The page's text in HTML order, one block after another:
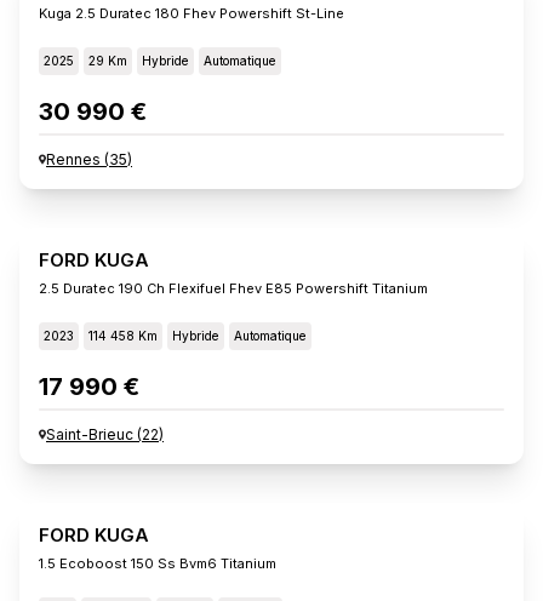
Kuga 2.5 Duratec 180 Fhev Powershift St-Line
2025 29 Km Hybride Automatique
30 990 €
Rennes (35)
FORD KUGA
2.5 Duratec 190 Ch Flexifuel Fhev E85 Powershift Titanium
2023 114 458 Km Hybride Automatique
17 990 €
Saint-Brieuc (22)
FORD KUGA
1.5 Ecoboost 150 Ss Bvm6 Titanium